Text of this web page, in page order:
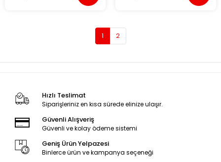
1 2
Hızlı Teslimat
Siparişleriniz en kısa sürede elinize ulaşır.
Güvenli Alışveriş
Güvenli ve kolay ödeme sistemi
Geniş Ürün Yelpazesi
Binlerce ürün ve kampanya seçeneği